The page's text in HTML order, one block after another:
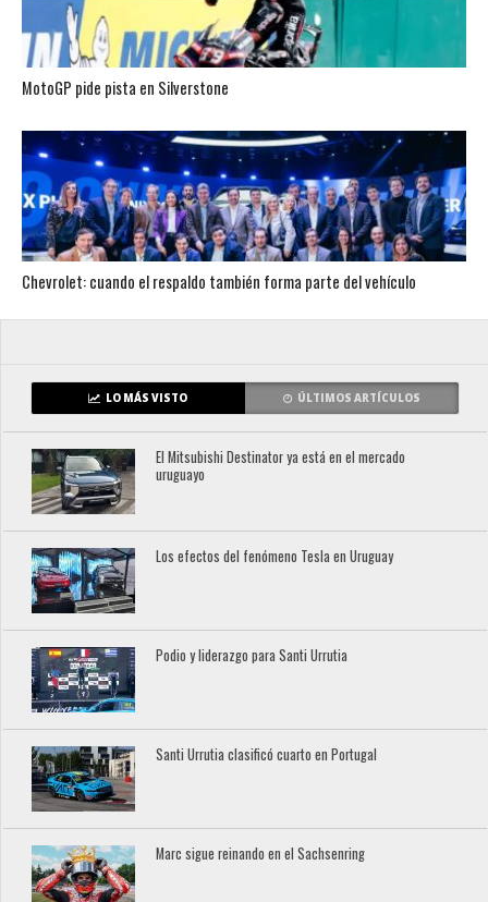
MotoGP pide pista en Silverstone
Chevrolet: cuando el respaldo también forma parte del vehículo
LO MÁS VISTO ÚLTIMOS ARTÍCULOS
El Mitsubishi Destinator ya está en el mercado
uruguayo
Los efectos del fenómeno Tesla en Uruguay
Podio y liderazgo para Santi Urrutia
Santi Urrutia clasificó cuarto en Portugal
Marc sigue reinando en el Sachsenring